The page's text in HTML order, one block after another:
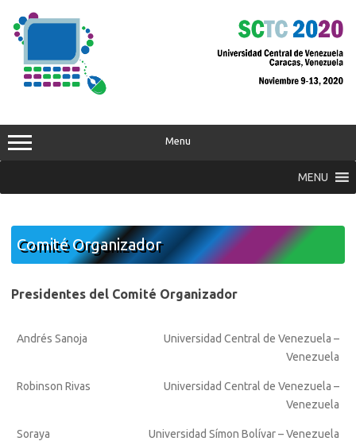
content
Menu
MENU
Comité Organizador
Presidentes del Comité Organizador
Andrés Sanoja
Universidad Central de Venezuela –
Venezuela
Robinson Rivas
Universidad Central de Venezuela –
Venezuela
Soraya
Universidad Símon Bolívar – Venezuela